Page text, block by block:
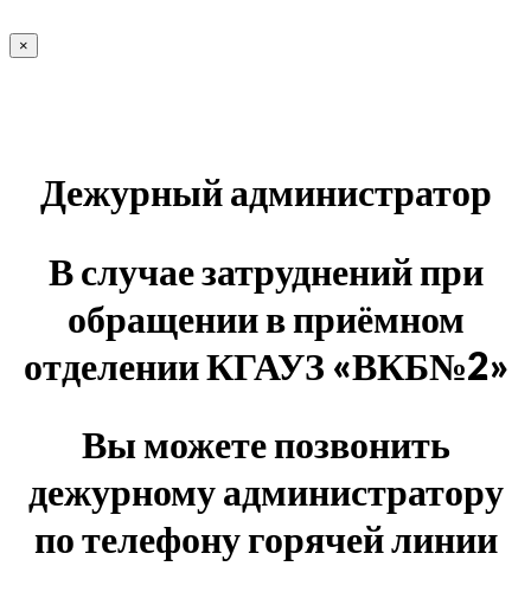
×
Дежурный администратор
В случае затруднений при
обращении в приёмном
отделении КГАУЗ «ВКБ№2»
Вы можете позвонить
дежурному администратору
по телефону горячей линии